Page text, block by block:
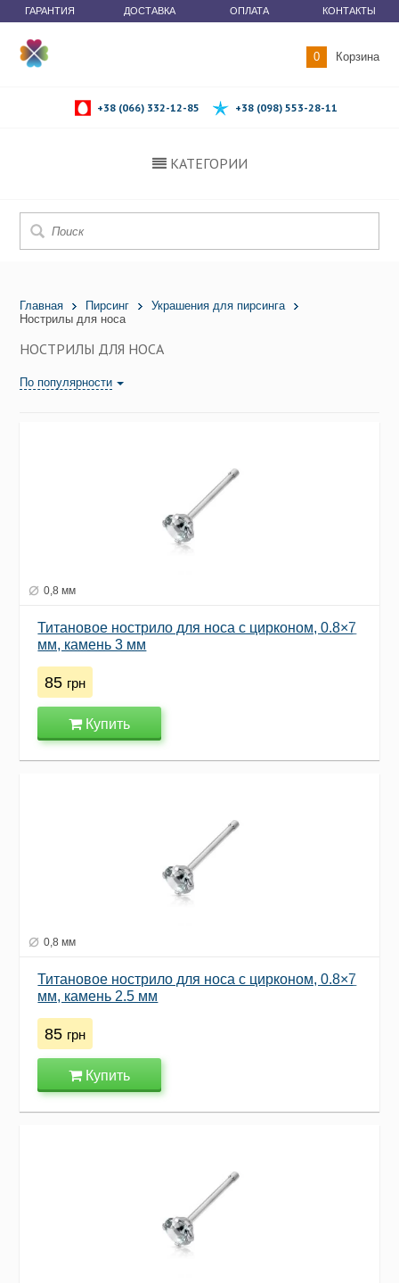
ГАРАНТИЯ ДОСТАВКА ОПЛАТА КОНТАКТЫ
0 Корзина
+38 (066) 332-12-85 +38 (098) 553-28-11
КАТЕГОРИИ
Главная Пирсинг
Украшения для пирсинга
Нострилы для носа
НОСТРИЛЫ ДЛЯ НОСА
По популярности
0,8 мм
Титановое нострило для носа с цирконом, 0.8×7
мм, камень 3 мм
85 грн
Купить
0,8 мм
Титановое нострило для носа с цирконом, 0.8×7
мм, камень 2.5 мм
85 грн
Купить